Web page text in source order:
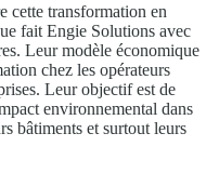
cette transformation en
fait Engie Solutions avec
Leur modèle économique
chez les opérateurs
Leur objectif est de
environnemental dans
bâtiments et surtout leurs